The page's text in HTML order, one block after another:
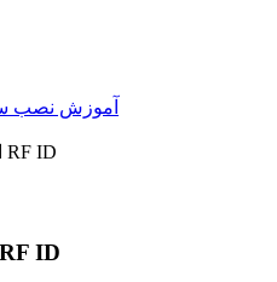
آموزش نصب
اصول کار گیت فروشگاهی RF ID
اصول کار گیت فروشگاهی RF ID